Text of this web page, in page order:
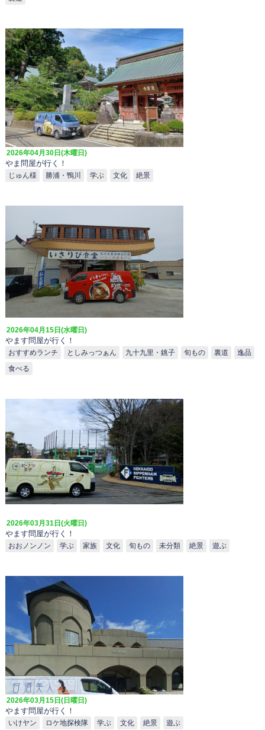
2026年04月30日(木曜日)
やま問屋が行く！
じゅん様 勝浦・鴨川 学ぶ 文化 絶景
2026年04月15日(水曜日)
やます問屋が行く！
おすすめランチ としみっつぁん 九十九里・銚子 旬もの 裏道 逸品
食べる
2026年03月31日(火曜日)
やます問屋が行く！
おおノンノン 学ぶ 家族 文化 旬もの 未分類 絶景 遊ぶ
2026年03月15日(日曜日)
やます問屋が行く！
いけヤン ロケ地探検隊 学ぶ 文化 絶景 遊ぶ